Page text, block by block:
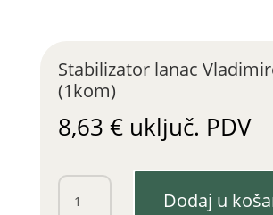
Stabilizator lanac
(1kom)
8,63 € uključ. PDV
Stabilizator
lanac
Dodaj u